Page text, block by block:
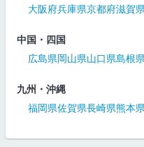
大阪府兵庫県京都府滋賀
中国・四国
広島県岡山県山口県島根県
九州・沖縄
福岡県佐賀県長崎県熊本県